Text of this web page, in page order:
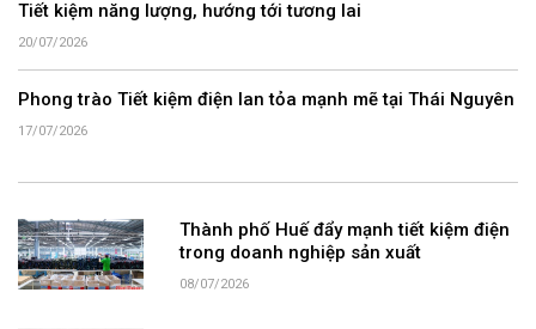
Tiết kiệm năng lượng, hướng tới tương lai
20/07/2026
Phong trào Tiết kiệm điện lan tỏa mạnh mẽ tại Thái Nguyên
17/07/2026
Thành phố Huế đẩy mạnh tiết kiệm điện
trong doanh nghiệp sản xuất
08/07/2026